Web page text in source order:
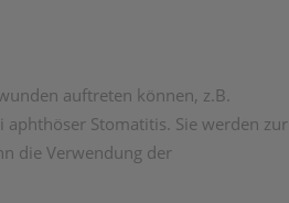
auftreten können, z.B.
Stomatitis. Sie werden zur
die Verwendung der